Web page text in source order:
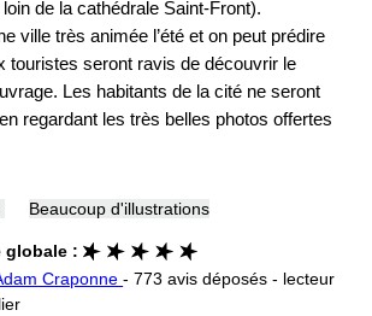
de la cathédrale Saint-Front).
ville très animée l’été et on peut prédire
touristes seront ravis de découvrir le
Les habitants de la cité ne seront
regardant les très belles photos offertes
Beaucoup d'illustrations
globale :
Craponne- 773 avis déposés - lecteur